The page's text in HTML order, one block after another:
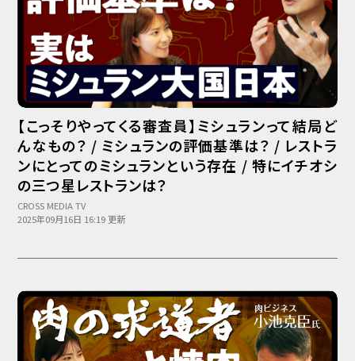
【こっそりやってくる審査員】ミシュランって結局ど
んなもの？ / ミシュランの評価基準は？ / レストラ
ンにとってのミシュランという存在 / 特にイチオシ
の三つ星レストランは？
CROSS MEDIA TV
2025年09月16日 16:19 更新